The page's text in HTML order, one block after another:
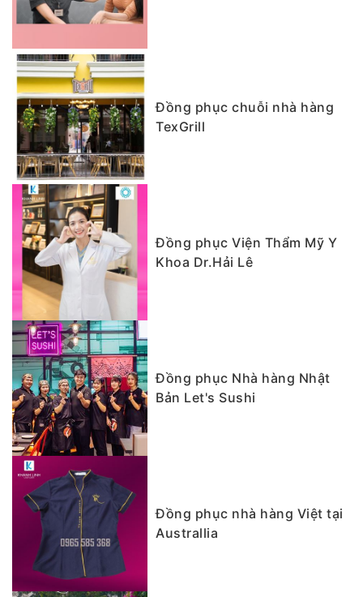
Đồng phục chuỗi nhà hàng
TexGrill
Đồng phục Viện Thẩm Mỹ Y
Khoa Dr.Hải Lê
Đồng phục Nhà hàng Nhật
Bản Let's Sushi
Đồng phục nhà hàng Việt tại
Australlia